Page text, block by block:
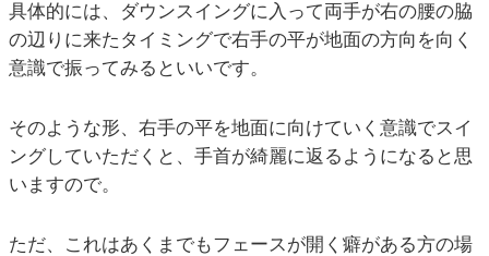
具体的には、ダウンスイングに入って両手が右の腰の脇
の辺りに来たタイミングで右手の平が地面の方向を向く
意識で振ってみるといいです。
そのような形、右手の平を地面に向けていく意識でスイ
ングしていただくと、手首が綺麗に返るようになると思
いますので。
ただ、これはあくまでもフェースが開く癖がある方の場